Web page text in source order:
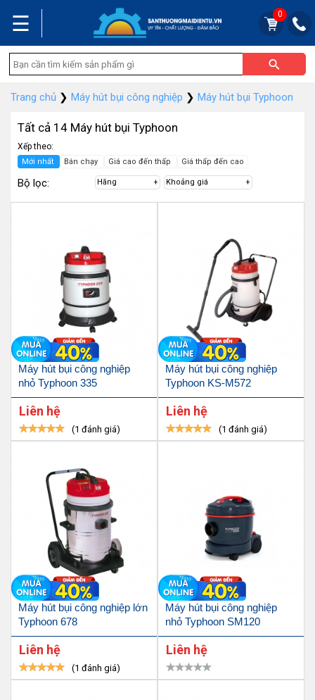
☰ 0
Trang chủ ❯ Máy hút bụi công nghiệp ❯ Máy hút bụi Typhoon
Tất cả 14 Máy hút bụi Typhoon
Xếp theo:
Mới nhất Bán chạy Giá cao đến thấp Giá thấp đến cao
Bộ lọc: Hãng Khoảng giá
Máy hút bụi công nghiệp
nhỏ Typhoon 335
Liên hệ
(1 đánh giá)
Máy hút bụi công nghiệp
Typhoon KS-M572
Liên hệ
(1 đánh giá)
Máy hút bụi công nghiệp lớn
Typhoon 678
Liên hệ
(1 đánh giá)
Máy hút bụi công nghiệp
nhỏ Typhoon SM120
Liên hệ